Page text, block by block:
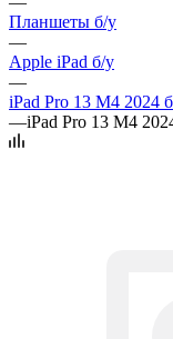
Планшеты б/у
—
Apple iPad б/у
—
iPad Pro 13 M4 2024
—iPad Pro 13 M4